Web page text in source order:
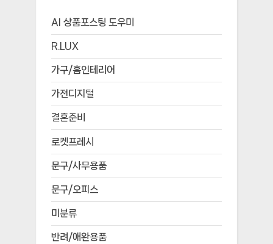
AI 상품포스팅 도우미
R.LUX
가구/홈인테리어
가전디지털
결혼준비
로켓프레시
문구/사무용품
문구/오피스
미분류
반려/애완용품